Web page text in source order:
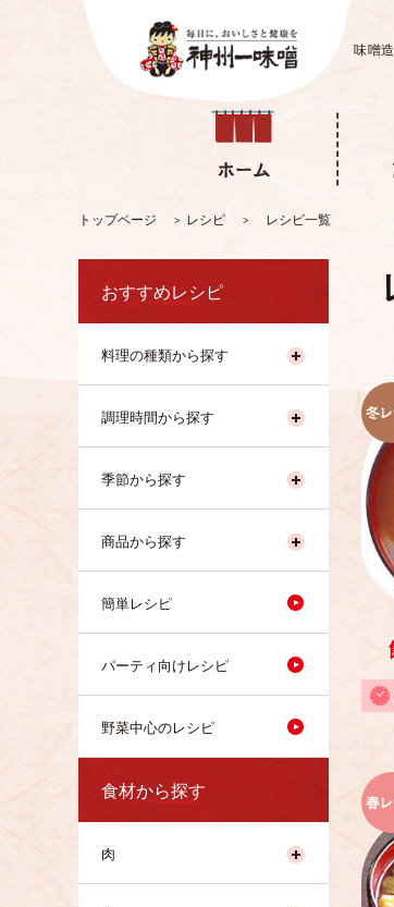
味噌
トップページ > レシピ > レシピ一覧
おすすめレシピ
料理の種類から探す
調理時間から探す
季節から探す
商品から探す
簡単レシピ
パーティ向けレシピ
野菜中心のレシピ
食材から探す
肉